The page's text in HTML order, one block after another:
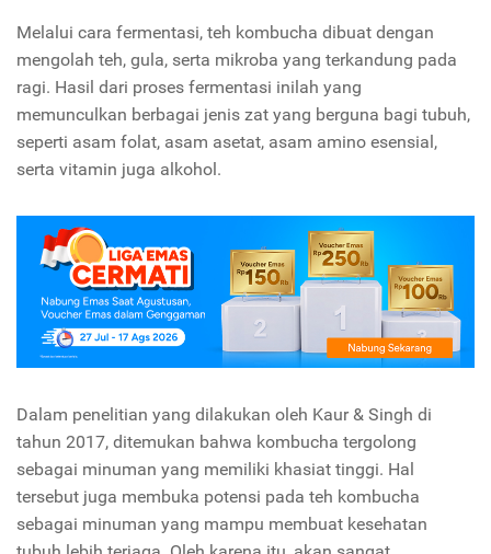
Melalui cara fermentasi, teh kombucha dibuat dengan
mengolah teh, gula, serta mikroba yang terkandung pada
ragi. Hasil dari proses fermentasi inilah yang
memunculkan berbagai jenis zat yang berguna bagi tubuh,
seperti asam folat, asam asetat, asam amino esensial,
serta vitamin juga alkohol.
Dalam penelitian yang dilakukan oleh Kaur & Singh di
tahun 2017, ditemukan bahwa kombucha tergolong
sebagai minuman yang memiliki khasiat tinggi. Hal
tersebut juga membuka potensi pada teh kombucha
sebagai minuman yang mampu membuat kesehatan